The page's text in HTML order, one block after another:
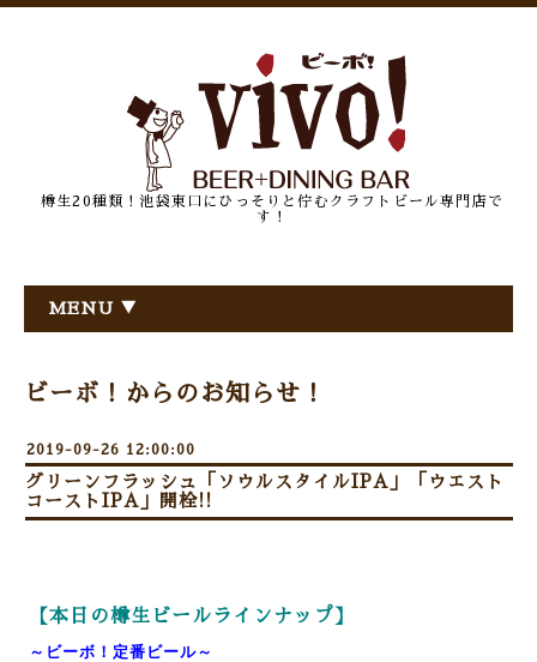
樽生20種類！池袋東口にひっそりと佇むクラフトビール専門店で
す！
MENU ▼
ビーボ！からのお知らせ！
2019-09-26 12:00:00
グリーンフラッシュ「ソウルスタイルIPA」「ウエスト
コーストIPA」開栓!!
【本日の樽生ビールラインナップ】
～ビーボ！定番ビール～